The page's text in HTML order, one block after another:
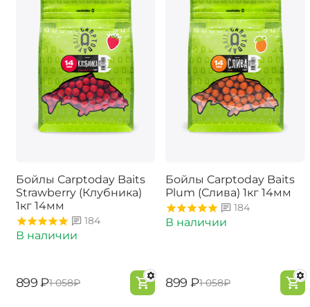
Бойлы Carptoday Baits
Strawberry (Клубника)
1кг 14мм
184
В наличии
‍899‍ ₽‍1 058‍₽
Бойлы Carptoday Baits
Plum (Слива) 1кг 14мм
184
В наличии
‍899‍ ₽‍1 058‍₽